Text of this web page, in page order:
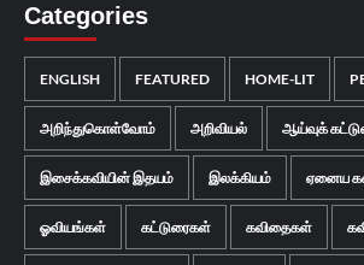
Categories
ENGLISH FEATURED HOME-LIT
அறிந்துகொள்வோம் அறிவியல் ஆய்வுக்
இசைக்கவியின் இதயம் இலக்கியம் ஏனைய
ஓவியங்கள் கட்டுரைகள் கவிதைகள்